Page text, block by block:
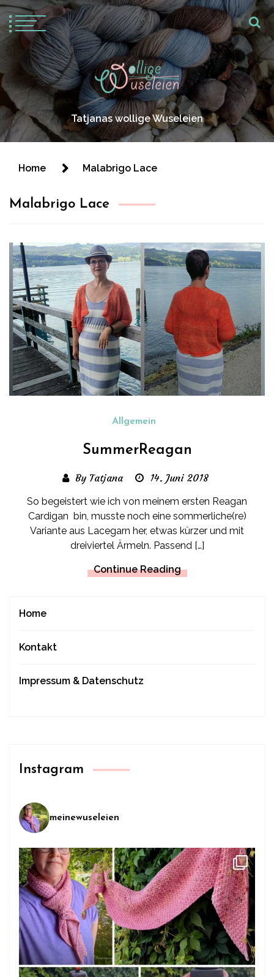
Tatjanas wollige Wuseleien
Home Malabrigo Lace
Malabrigo Lace
Allgemein
SummerReagan
By Tatjana 14. Juni 2018
So begeistert wie ich von meinem ersten Reagan
Cardigan bin, musste noch eine sommerliche(re)
Variante aus Lacegarn her, etwas kürzer und mit
dreiviertel Ärmeln. Passend […]
Continue Reading
Home
Kontakt
Impressum & Datenschutz
Instagram
meinewuseleien